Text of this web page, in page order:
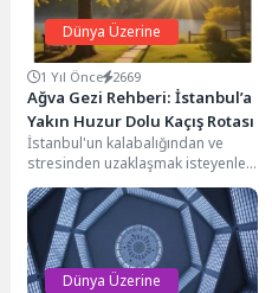
Dünya Üzerine
1 Yıl Önce 2669
Ağva Gezi Rehberi: İstanbul’a
Yakın Huzur Dolu Kaçış Rotası
İstanbul'un kalabalığından ve
stresinden uzaklaşmak isteyenler
için Ağva, adeta bir vaha. Şehrin
gürültüsünü geride bırakıp,...
Dünya Üzerine